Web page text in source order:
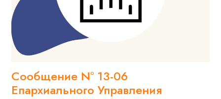
Сообщение N° 13-06
Епархиального Управления